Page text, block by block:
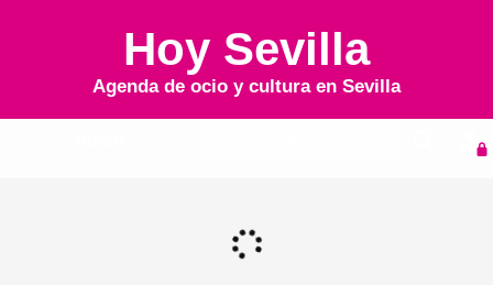
Hoy Sevilla
Agenda de ocio y cultura en Sevilla